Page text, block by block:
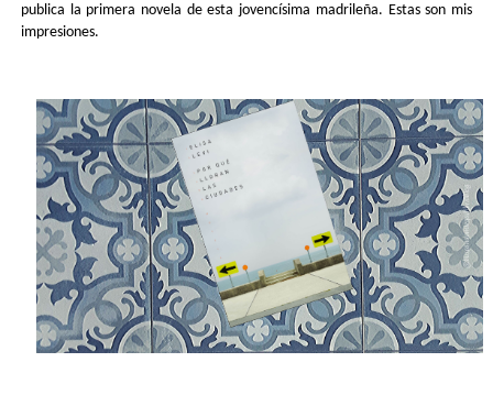
publica la primera novela de esta jovencísima madrileña. Estas son mis
impresiones.